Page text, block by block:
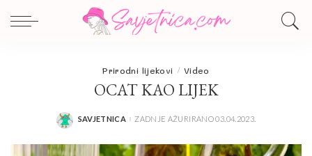
Prirodni lijekovi Video
OCAT KAO LIJEK
POSTED
SAVJETNICA ZADNJE AŽURIRANO 03.04.2023.